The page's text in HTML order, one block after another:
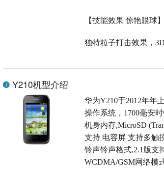
【技能效果 惊艳眼球】
独特粒子打击效果，
Y210机型介绍
华为Y210于2012年年
操作系统，1700毫安
机身内存,MicroSD
支持 电容屏 支持多触
铃声铃声格式,2.1版支
WCDMA/GSM网络模